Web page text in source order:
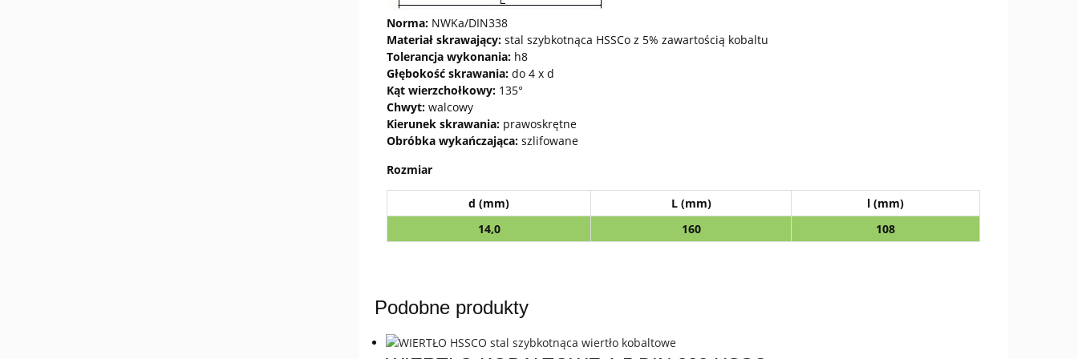
Norma: NWKa/DIN338
Materiał skrawający: stal szybkotnąca HSSCo z 5% zawartością kobaltu
Tolerancja wykonania: h8
Głębokość skrawania: do 4 x d
Kąt wierzchołkowy: 135°
Chwyt: walcowy
Kierunek skrawania: prawoskrętne
Obróbka wykańczająca: szlifowane
Rozmiar
d (mm) L (mm)
l (mm)
14,0
160 108
Podobne produkty